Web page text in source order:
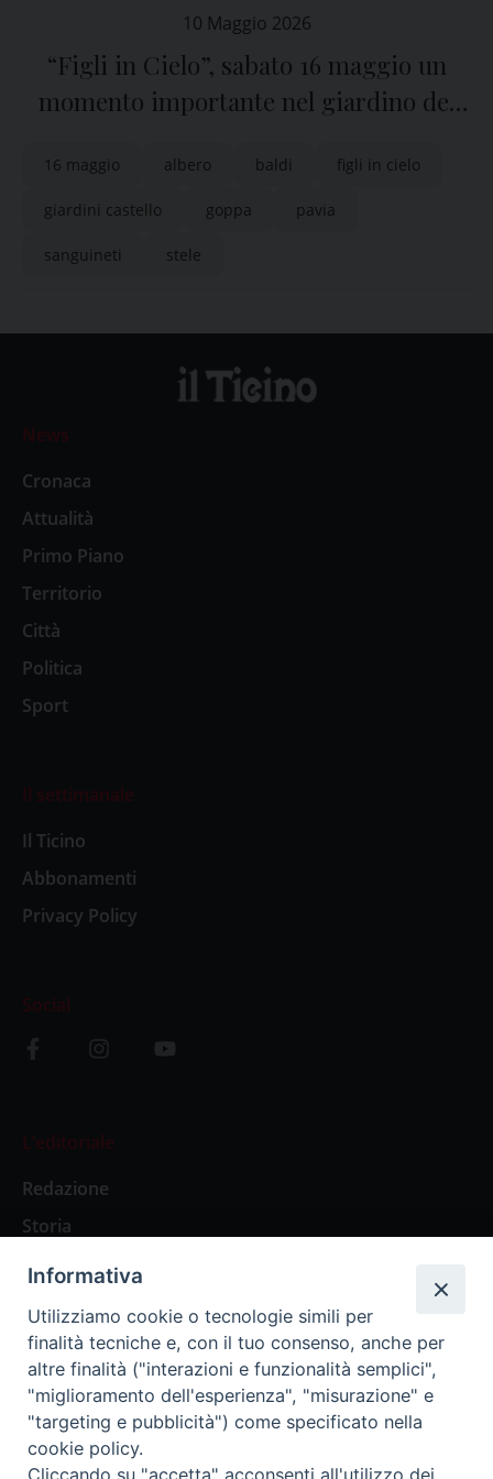
10 Maggio 2026
“Figli in Cielo”, sabato 16 maggio un
momento importante nel giardino del
16 maggio albero baldi figli in cielo
giardini castello goppa pavia
sanguineti stele
News
Cronaca
Attualità
Primo Piano
Territorio
Città
Politica
Sport
Il settimanale
Il Ticino
Abbonamenti
Privacy Policy
Social
L’editoriale
Redazione
Storia
Abbonamenti
Abbonamento Annuale Digitale
Abbonamento Annuale Cartaceo
Abbonamento Singola Copia Digitale
Informativa
Utilizziamo cookie o tecnologie simili per
finalità tecniche e, con il tuo consenso, anche per
altre finalità ("interazioni e funzionalità semplici",
"miglioramento dell'esperienza", "misurazione" e
"targeting e pubblicità") come specificato nella
cookie policy.